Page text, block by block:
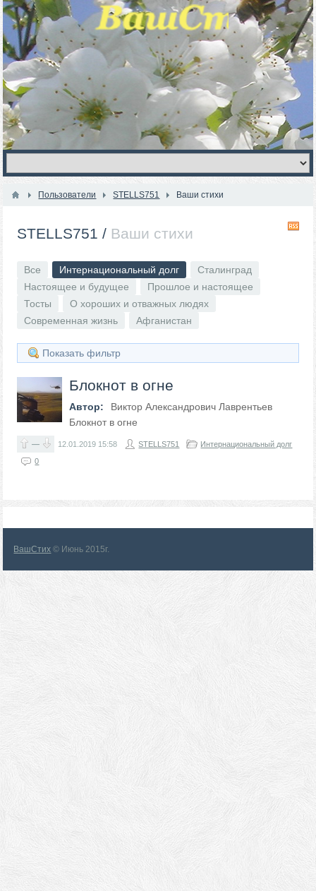
Пользователи STELLS751 Ваши стихи
STELLS751 / Ваши стихи
Все Интернациональный долг
Сталинград
Настоящее и будущее
Прошлое и настоящее
Тосты
О хороших и отважных людях
Современная жизнь
Афганистан
Показать фильтр
Блокнот в огне
Автор:
Виктор Александрович Лаврентьев
Блокнот в огне
— 12.01.2019 15:58 STELLS751
Интернациональный долг
0
ВашСтих © Июнь 2015г.